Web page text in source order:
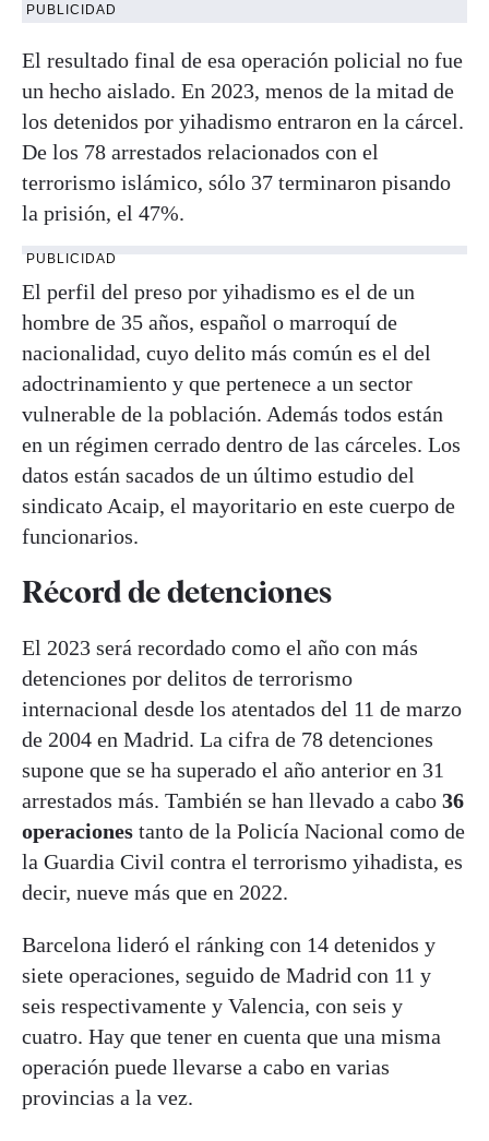
PUBLICIDAD
El resultado final de esa operación policial no fue
un hecho aislado. En 2023, menos de la mitad de
los detenidos por yihadismo entraron en la cárcel.
De los 78 arrestados relacionados con el
terrorismo islámico, sólo 37 terminaron pisando
la prisión, el 47%.
PUBLICIDAD
El perfil del preso por yihadismo es el de un
hombre de 35 años, español o marroquí de
nacionalidad, cuyo delito más común es el del
adoctrinamiento y que pertenece a un sector
vulnerable de la población. Además todos están
en un régimen cerrado dentro de las cárceles. Los
datos están sacados de un último estudio del
sindicato Acaip, el mayoritario en este cuerpo de
funcionarios.
Récord de detenciones
El 2023 será recordado como el año con más
detenciones por delitos de terrorismo
internacional desde los atentados del 11 de marzo
de 2004 en Madrid. La cifra de 78 detenciones
supone que se ha superado el año anterior en 31
arrestados más. También se han llevado a cabo 36
operaciones tanto de la Policía Nacional como de
la Guardia Civil contra el terrorismo yihadista, es
decir, nueve más que en 2022.
Barcelona lideró el ránking con 14 detenidos y
siete operaciones, seguido de Madrid con 11 y
seis respectivamente y Valencia, con seis y
cuatro. Hay que tener en cuenta que una misma
operación puede llevarse a cabo en varias
provincias a la vez.